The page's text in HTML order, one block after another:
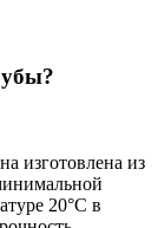
изготовлена из
20°C в